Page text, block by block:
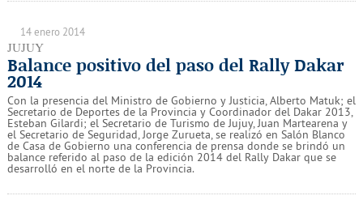
14 enero 2014
JUJUY
Balance positivo del paso del Rally Dakar
2014
Con la presencia del Ministro de Gobierno y Justicia, Alberto Matuk; el
Secretario de Deportes de la Provincia y Coordinador del Dakar 2013,
Esteban Gilardi; el Secretario de Turismo de Jujuy, Juan Martearena y
el Secretario de Seguridad, Jorge Zurueta, se realizó en Salón Blanco
de Casa de Gobierno una conferencia de prensa donde se brindó un
balance referido al paso de la edición 2014 del Rally Dakar que se
desarrolló en el norte de la Provincia.